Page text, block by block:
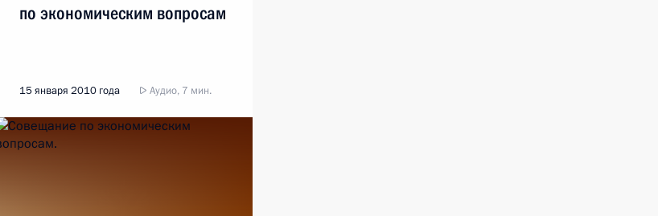
по экономическим вопросам
15 января 2010 года Аудио, 7 мин.